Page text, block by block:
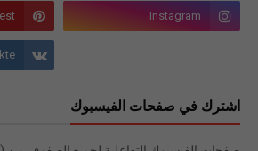
اشترك في صفحات الفيسبوك